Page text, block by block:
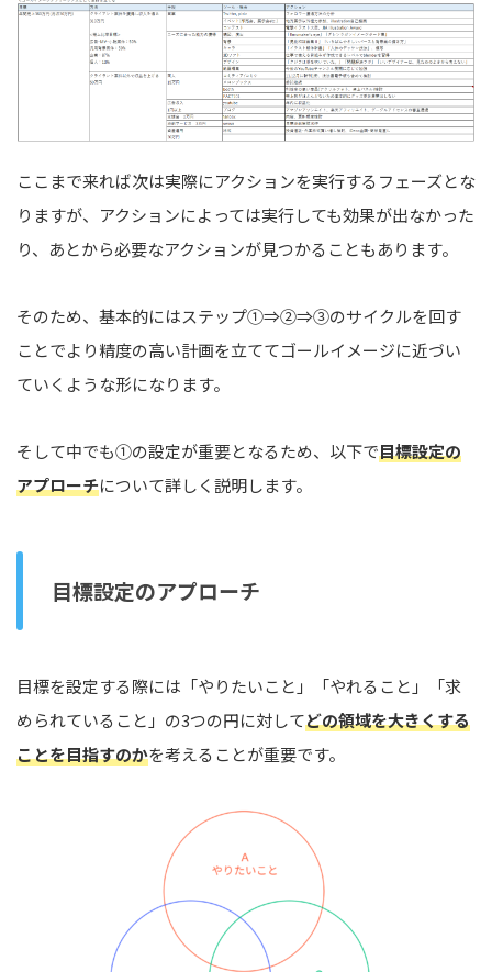
ここまで来れば次は実際にアクションを実行するフェーズとな
りますが、アクションによっては実行しても効果が出なかった
り、あとから必要なアクションが見つかることもあります。
そのため、基本的にはステップ①⇒②⇒③のサイクルを回す
ことでより精度の高い計画を立ててゴールイメージに近づい
ていくような形になります。
そして中でも①の設定が重要となるため、以下で目標設定の
アプローチについて詳しく説明します。
目標設定のアプローチ
目標を設定する際には「やりたいこと」「やれること」「求
められていること」の3つの円に対してどの領域を大きくする
ことを目指すのかを考えることが重要です。